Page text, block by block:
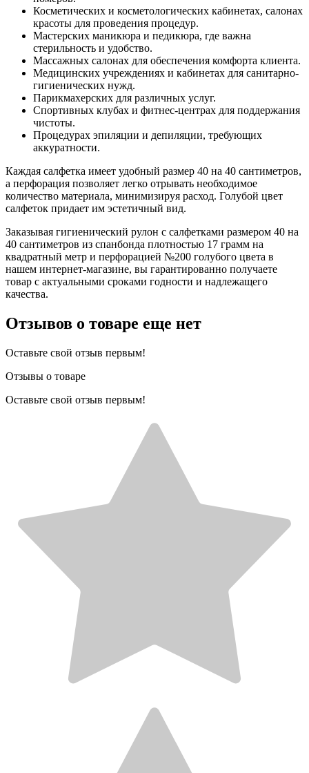
Косметических и косметологических кабинетах, салонах
красоты для проведения процедур.
Мастерских маникюра и педикюра, где важна
стерильность и удобство.
Массажных салонах для обеспечения комфорта клиента.
Медицинских учреждениях и кабинетах для санитарно-
гигиенических нужд.
Парикмахерских для различных услуг.
Спортивных клубах и фитнес-центрах для поддержания
чистоты.
Процедурах эпиляции и депиляции, требующих
аккуратности.
Каждая салфетка имеет удобный размер 40 на 40 сантиметров,
а перфорация позволяет легко отрывать необходимое
количество материала, минимизируя расход. Голубой цвет
салфеток придает им эстетичный вид.
Заказывая гигиенический рулон с салфетками размером 40 на
40 сантиметров из спанбонда плотностью 17 грамм на
квадратный метр и перфорацией №200 голубого цвета в
нашем интернет-магазине, вы гарантированно получаете
товар с актуальными сроками годности и надлежащего
качества.
Отзывов о товаре еще нет
Оставьте свой отзыв первым!
Отзывы о товаре
Оставьте свой отзыв первым!